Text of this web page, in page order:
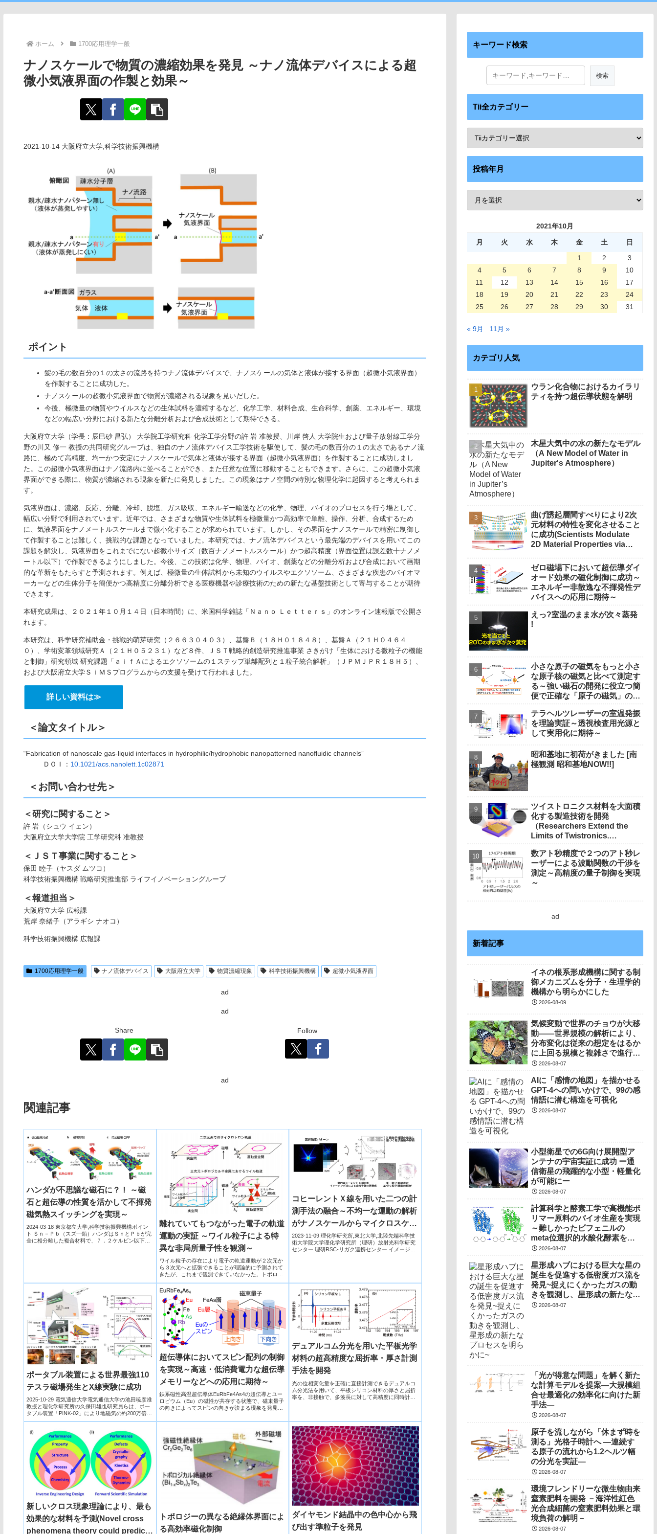
ホーム 1700応用理学一般
ナノスケールで物質の濃縮効果を発見 ～ナノ流体デバイスによる超
微小気液界面の作製と効果～
2021-10-14 大阪府立大学,科学技術振興機構
ポイント
髪の毛の数百分の１の太さの流路を持つナノ流体デバイスで、ナノスケールの気体と液体が接する界面（超微小気液界面）
を作製することに成功した。
ナノスケールの超微小気液界面で物質が濃縮される現象を見いだした。
今後、極微量の物質やウイルスなどの生体試料を濃縮するなど、化学工学、材料合成、生命科学、創薬、エネルギー、環境
などの幅広い分野における新たな分離分析および合成技術として期待できる。
大阪府立大学（学長：辰巳砂 昌弘） 大学院工学研究科 化学工学分野の許 岩 准教授、川岸 啓人 大学院生および量子放射線工学分
野の川又 修一 教授の共同研究グループは、独自のナノ流体デバイス工学技術を駆使して、髪の毛の数百分の１の太さであるナノ流
路に、極めて高精度、均一かつ安定にナノスケールで気体と液体が接する界面（超微小気液界面）を作製することに成功しまし
た。この超微小気液界面はナノ流路内に並べることができ、また任意な位置に移動することもできます。さらに、この超微小気液
界面ができる際に、物質が濃縮される現象を新たに発見しました。この現象はナノ空間の特別な物理化学に起因すると考えられま
す。
気液界面は、濃縮、反応、分離、冷却、脱塩、ガス吸収、エネルギー輸送などの化学、物理、バイオのプロセスを行う場として、
幅広い分野で利用されています。近年では、さまざまな物質や生体試料を極微量かつ高効率で単離、操作、分析、合成するため
に、気液界面をナノメートルスケールまで微小化することが求められています。しかし、その界面をナノスケールで精密に制御し
て作製することは難しく、挑戦的な課題となっていました。本研究では、ナノ流体デバイスという最先端のデバイスを用いてこの
課題を解決し、気液界面をこれまでにない超微小サイズ（数百ナノメートルスケール）かつ超高精度（界面位置は誤差数十ナノメ
ートル以下）で作製できるようにしました。今後、この技術は化学、物理、バイオ、創薬などの分離分析および合成において画期
的な革新をもたらすと予測されます。例えば、極微量の生体試料から未知のウイルスやエクソソーム、さまざまな疾患のバイオマ
ーカーなどの生体分子を簡便かつ高精度に分離分析できる医療機器や診療技術のための新たな基盤技術として寄与することが期待
できます。
本研究成果は、２０２１年１０月１４日（日本時間）に、米国科学雑誌「Ｎａｎｏ Ｌｅｔｔｅｒｓ」のオンライン速報版で公開さ
れます。
本研究は、科学研究補助金・挑戦的萌芽研究（２６６３０４０３）、基盤Ｂ（１８Ｈ０１８４８）、基盤Ａ（２１Ｈ０４６４
０）、学術変革領域研究Ａ（２１Ｈ０５２３１）など８件、ＪＳＴ戦略的創造研究推進事業 さきがけ「生体における微粒子の機能
と制御」研究領域 研究課題「ａｉｆＡによるエクソソームの１ステップ単離配列と１粒子統合解析」（ＪＰＭＪＰＲ１８Ｈ５）、
および大阪府立大学ＳｉＭＳプログラムからの支援を受けて行われました。
詳しい資料は≫
＜論文タイトル＞
“Fabrication of nanoscale gas-liquid interfaces in hydrophilic/hydrophobic nanopatterned nanofluidic channels”
ＤＯＩ： 10.1021/acs.nanolett.1c02871
＜お問い合わせ先＞
＜研究に関すること＞
許 岩（シュウ イェン）
大阪府立大学大学院 工学研究科 准教授
＜ＪＳＴ事業に関すること＞
保田 睦子（ヤスダ ムツコ）
科学技術振興機構 戦略研究推進部 ライフイノベーショングループ
＜報道担当＞
大阪府立大学 広報課
荒岸 奈緒子（アラギシ ナオコ）
科学技術振興機構 広報課
1700応用理学一般 ナノ流体デバイス 大阪府立大学 物質濃縮現象 科学技術振興機構 超微小気液界面
ad
ad
Share Follow
ad
関連記事
ハンダが不思議な磁石に？！ ～磁
石と超伝導の性質を活かして不揮発
磁気熱スイッチングを実現～
2024-03-18 東京都立大学,科学技術振興機構ポイン
ト Ｓｎ－Ｐｂ（スズ―鉛）ハンダはＳｎとＰｂが完
全に相分離した複合材料で、７．２ケルビン以下で
離れていてもつながった電子の軌道
運動の実証 ～ワイル粒子による特
異な非局所量子性を観測～
ワイル粒子の存在により電子の軌道運動が２次元か
ら３次元へと拡張できることが理論的に予測されて
きたが、これまで観測できていなかった。トポロジ
とで、空間的に離れた表面の電子状態がワイル粒子
により結合し量子化された３次元運動を示すことを
観測した。
コヒーレントＸ線を用いた二つの計
測手法の融合～不均一な運動の解析
がナノスケールからマイクロスケー
ルで可能に～
2023-11-09 理化学研究所,東北大学,北陸先端科学技
術大学院大学理化学研究所（理研）放射光科学研究
センター 理研RSC-リガク連携センター イメージン
ポータブル装置による世界最強110
テスラ磁場発生とX線実験に成功
2025-10-29 電気通信大学電気通信大学の池田暁彦准
教授と理化学研究所の久保田雄也研究員らは、ポー
タブル装置「PINK-02」により地磁気の約200万倍
と...
超伝導体においてスピン配列の制御
を実現～高速・低消費電力な超伝導
メモリーなどへの応用に期待～
鉄系磁性高温超伝導体EuRbFe4As4の超伝導とユー
ロピウム（Eu）の磁性が共存する状態で、磁束量子
の向きによってスピンの向きが決まる現象を発見
デュアルコム分光を用いた平板光学
材料の超高精度な屈折率・厚さ計測
手法を開発
光の位相変化量を正確に直接計測できるデュアルコ
ム分光法を用いて、平板シリコン材料の厚さと屈折
率を、非接触で、多波長に対して高精度に同時計測
新しいクロス現象理論により、最も
効果的な材料を予測(Novel cross
phenomena theory could predict
トポロジーの異なる絶縁体界面によ
る高効率磁化制御
ダイヤモンド結晶中の色中心から飛
び出す準粒子を発見
キーワード検索
Tii全カテゴリー
投稿年月
2021年10月
月 火 水 木 金 土
日
1
2
3
4
5 6 7 8 9
10
11
12 13 14 15 16
17
18
19 20 21 22 23
24
25
26 27 28 29 30 31
« 9月 11月 »
カテゴリ人気
ウラン化合物におけるカイラリ
ティを持つ超伝導状態を解明
木星大気中の水の新たなモデル
（A New Model of Water in
Jupiter's Atmosphere）
曲げ誘起層間すべりにより2次
元材料の特性を変化させること
に成功(Scientists Modulate
2D Material Properties via
Sliding)
ゼロ磁場下において超伝導ダイ
オード効果の磁化制御に成功～
エネルギー非散逸な不揮発性デ
バイスへの応用に期待～
えっ?室温のまま水が次々蒸発
!
小さな原子の磁気をもっと小さ
な原子核の磁気と比べて測定す
る～強い磁石の開発に役立つ簡
便で正確な「原子の磁気」の新
テラヘルツレーザーの室温発振
を理論実証～透視検査用光源と
して実用化に期待～
昭和基地に初荷がきました [南
極観測 昭和基地NOW!!]
ツイストロニクス材料を大面積
化する製造技術を開発
（Researchers Extend the
Limits of Twistronics.
数アト秒精度で２つのアト秒レ
ーザーによる波動関数の干渉を
測定～高精度の量子制御を実現
～
ad
新着記事
イネの根系形成機構に関する制
御メカニズムを分子・生理学的
機構から明らかにした
2026-08-09
気候変動で世界のチョウが大移
動――世界規模の解析により、
分布変化は従来の想定をはるか
に上回る規模と複雑さで進行し
ていることを解明――
2026-08-07
AIに「感情の地図」を描かせる
GPT-4への問いかけで、99の感
情語に潜む構造を可視化
2026-08-07
小型衛星での6G向け展開型ア
ンテナの宇宙実証に成功 ー通
信衛星の飛躍的な小型・軽量化
が可能にー
2026-08-07
計算科学と酵素工学で高機能ポ
リマー原料のバイオ生産を実現
～難しかったビフェニルの
meta位選択的水酸化酵素を開
発～2026-08-07
星形成ハブにおける巨大な星の
誕生を促進する低密度ガス流を
発見~捉えにくかったガスの動
きを観測し、星形成の新たなプ
ロセスを明らかに~
2026-08-07
「光が得意な問題」を解く新た
な計算モデルを提案―大規模組
合せ最適化の効率化に向けた新
手法―
2026-08-07
原子を流しながら「休まず時を
測る」光格子時計へ ―連続す
る原子の流れから1.2ヘルツ幅
の分光を実証―
2026-08-07
環境フレンドリーな微生物由来
窒素肥料を開発 －海洋性紅色
光合成細菌の窒素肥料効果と環
境負荷の解明－
2026-08-07